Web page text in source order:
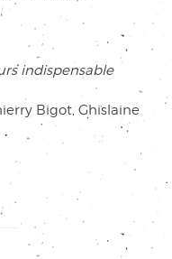
indispensable
Bigot, Ghislaine